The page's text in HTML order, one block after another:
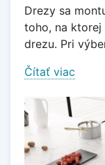
Drezy sa
toho, na ktorej
drezu. Pri
Čítať viac